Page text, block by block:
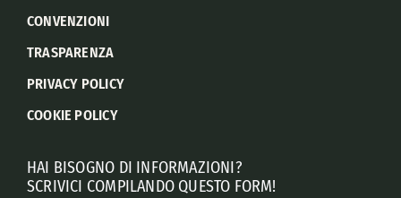
CONVENZIONI
TRASPARENZA
PRIVACY POLICY
COOKIE POLICY
HAI BISOGNO DI INFORMAZIONI?
SCRIVICI COMPILANDO QUESTO FORM!